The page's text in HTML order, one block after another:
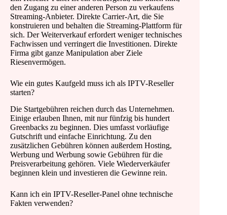
den Zugang zu einer anderen Person zu verkaufens
Streaming-Anbieter. Direkte Carrier-Art, die Sie
konstruieren und behalten die Streaming-Plattform für
sich. Der Weiterverkauf erfordert weniger technisches
Fachwissen und verringert die Investitionen. Direkte
Firma gibt ganze Manipulation aber Ziele
Riesenvermögen.
Wie ein gutes Kaufgeld muss ich als IPTV-Reseller
starten?
Die Startgebühren reichen durch das Unternehmen.
Einige erlauben Ihnen, mit nur fünfzig bis hundert
Greenbacks zu beginnen. Dies umfasst vorläufige
Gutschrift und einfache Einrichtung. Zu den
zusätzlichen Gebühren können außerdem Hosting,
Werbung und Werbung sowie Gebühren für die
Preisverarbeitung gehören. Viele Wiederverkäufer
beginnen klein und investieren die Gewinne rein.
Kann ich ein IPTV-Reseller-Panel ohne technische
Fakten verwenden?